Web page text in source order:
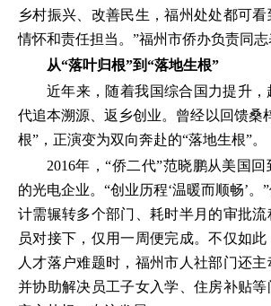
乡村振兴、改善民生，福州处处都可
情怀和责任担当。”福州市侨办负责同志
从“落叶归根”到“落地生根”
近年来，随着我国综合国力提升
代追本溯源、返乡创业。曾经以回馈桑
根”，正演变为双向奔赴的“落地生根”。
2016年，“侨二代”范晓鹏从美国
的光电企业。“创业历程‘温暖而顺畅’。
计需辗转多个部门、耗时半月的审批
员对接下，仅用一周便完成。不仅如
人才落户难题时，福州市人社部门还主
并协助解决员工子女入学、住房补贴等